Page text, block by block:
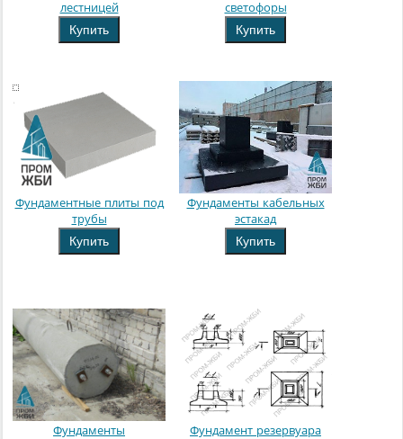
лестницей
Купить
светофоры
Купить
Фундаментные плиты под
трубы
Купить
Фундаменты кабельных
эстакад
Купить
Фундаменты
Фундамент резервуара